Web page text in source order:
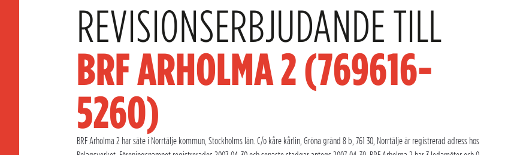
REVISIONSERBJUDANDE TILL
BRF ARHOLMA 2 (769616-
5260)
BRF Arholma 2 har säte i Norrtälje kommun, Stockholms län. C/o kåre kårlin, Gröna gränd 8 b, 761 30, Norrtälje är registrerad adress hos